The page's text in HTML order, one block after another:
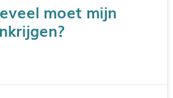
moet mijn